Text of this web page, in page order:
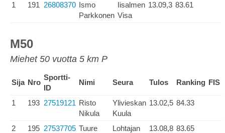
1 191 26808370 Ismo
Parkkonen
Iisalmen
Visa
13.09,3 83.61
M50
Miehet 50 vuotta 5 km P
Sija Nro
Sportti-
ID
Nimi Seura Tulos Ranking FIS
1 193 27519121 Risto
Nikula
Ylivieskan
Kuula
13.02,5 84.33
2 195 27537705 Tuure
Lohtajan
13.08,8 83.65